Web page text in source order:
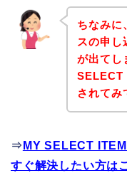
ちなみ
スの申し
が出てし
SELECT
されてみ
⇒ MY SELECT
すぐ解決したい方は